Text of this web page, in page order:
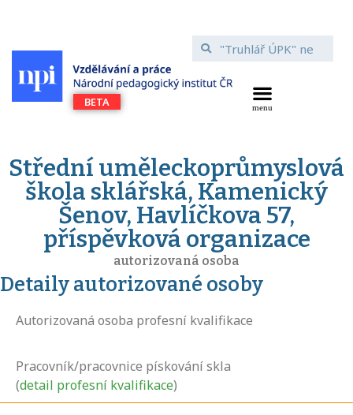
Střední uměleckoprůmyslová
škola sklářská, Kamenický
Šenov, Havlíčkova 57,
příspěvková organizace
autorizovaná osoba
Detaily autorizované osoby
Autorizovaná osoba profesní kvalifikace
Pracovník/pracovnice pískování skla
(detail profesní kvalifikace)